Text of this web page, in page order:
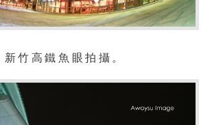
新竹 高鐵魚眼拍攝 。